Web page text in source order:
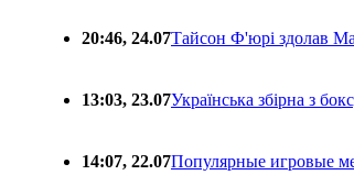
20:46, 24.07Тайсон Ф'юрі здолав
13:03, 23.07Українська збірна з
14:07, 22.07Популярные игровые